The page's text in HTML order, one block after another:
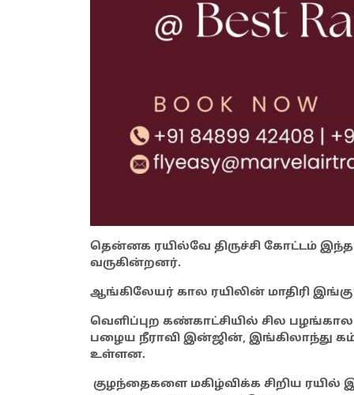
தென்னக ரயில்வே திருச்சி கோட்டம்
வருகின்றனர்.
ஆங்கிலேயர் கால ரயிலின் மாதிரி
வெளிப்புற கண்காட்சியில் சில
பழைய நீராவி இன்ஜின், இங்கிலாந்து
உள்ளன.
குழந்தைகளை மகிழ்விக்க சிறிய ரயில்